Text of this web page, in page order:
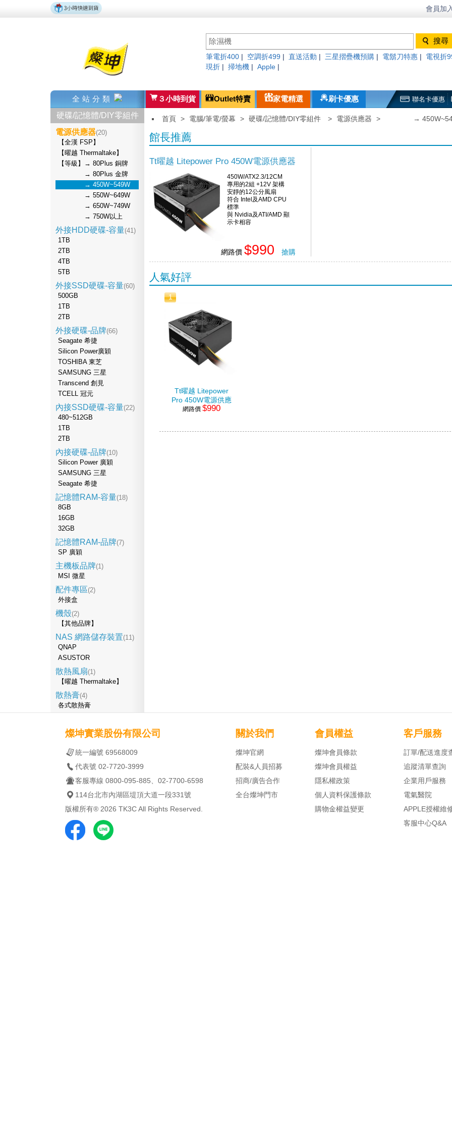
會員加
筆電折400 空調折499 直送活動 三星摺疊機預購 電鬍刀特惠
電視折
現折
掃地機 Apple
全站分類 ３小時到貨 Outlet特賣 家電精選 刷卡優惠 聯名卡優惠
硬碟/記憶體/DIY零組件
電源供應器(20)
【全漢 FSP】
【曜越 Thermaltake】
【等級】→ 80Plus 銅牌
→ 80Plus 金牌
→ 450W~549W
→ 550W~649W
→ 650W~749W
→ 750W以上
外接HDD硬碟-容量(41)
1TB
2TB
4TB
5TB
外接SSD硬碟-容量(60)
500GB
1TB
2TB
外接硬碟-品牌(66)
Seagate 希捷
Silicon Power廣穎
TOSHIBA 東芝
SAMSUNG 三星
Transcend 創見
TCELL 冠元
內接SSD硬碟-容量(22)
480~512GB
1TB
2TB
內接硬碟-品牌(10)
Silicon Power 廣穎
SAMSUNG 三星
Seagate 希捷
記憶體RAM-容量(18)
8GB
16GB
32GB
記憶體RAM-品牌(7)
SP 廣穎
主機板品牌(1)
MSI 微星
配件專區(2)
外接盒
機殼(2)
【其他品牌】
NAS 網路儲存裝置(11)
QNAP
ASUSTOR
散熱風扇(1)
【曜越 Thermaltake】
散熱膏(4)
各式散熱膏
首頁 > 電腦/筆電/螢幕 > 硬碟/記憶體/DIY零組件 > 電源供應器 > →
館長推薦
Tt曜越 Litepower Pro 450W電源供應器
450W/ATX2.3/12CM
專用的2組 +12V 架構
安靜的12公分風扇
符合 Intel及AMD CPU
標準
與 Nvidia及ATI/AMD 顯
示卡相容
網路價 $990 搶購
人氣好評
1
Tt曜越 Litepower
Pro 450W電源供應
器
網路價$990